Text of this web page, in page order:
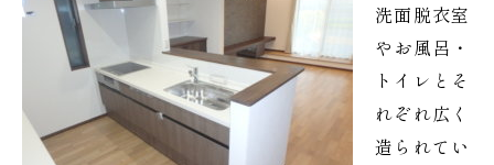
洗面脱衣室
やお風呂・
トイレとそ
れぞれ広く
造られてい